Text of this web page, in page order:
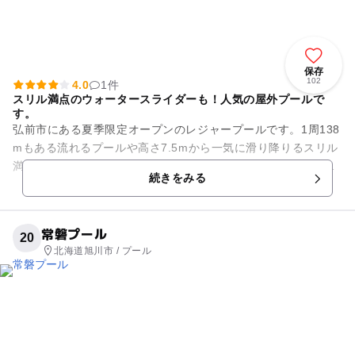
保存
102
4.0
1件
スリル満点のウォータースライダーも！人気の屋外プールで
す。
弘前市にある夏季限定オープンのレジャープールです。1周138
mもある流れるプールや高さ7.5mから一気に滑り降りるスリル
満点のウォータースライダーなど、楽しめるプールがいっぱ
続きをみる
20 常磐プール
北海道旭川市 / プール